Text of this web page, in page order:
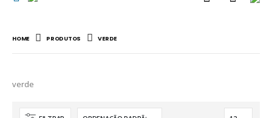
HOME PRODUTOS VERDE
verde